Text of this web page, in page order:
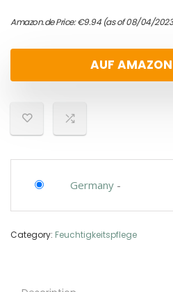
Amazon.de Price:€9.94(as of 08/04/2023
AUF AMAZON
Germany -
Category: Feuchtigkeitspflege